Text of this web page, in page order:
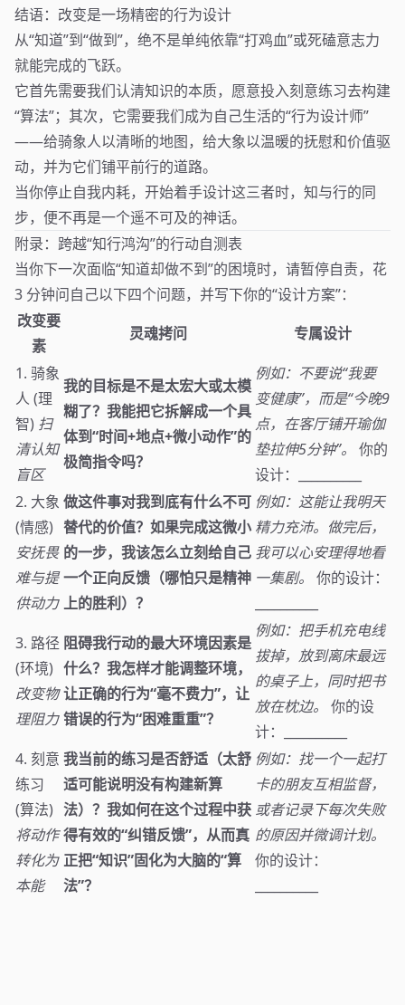
结语：改变是一场精密的行为设计
从“知道”到“做到”，绝不是单纯依靠“打鸡血”或死磕意志力
就能完成的飞跃。
它首先需要我们认清知识的本质，愿意投入刻意练习去构建
“算法”；其次，它需要我们成为自己生活的“行为设计师”
——给骑象人以清晰的地图，给大象以温暖的抚慰和价值驱
动，并为它们铺平前行的道路。
当你停止自我内耗，开始着手设计这三者时，知与行的同
步，便不再是一个遥不可及的神话。
附录：跨越“知行鸿沟”的行动自测表
当你下一次面临“知道却做不到”的困境时，请暂停自责，花
3 分钟问自己以下四个问题，并写下你的“设计方案”：
改变要
素
灵魂拷问
专属设计
1. 骑象
人 (理
智) 扫
清认知
盲区
我的目标是不是太宏大或太模
糊了？我能把它拆解成一个具
体到“时间+地点+微小动作”的
极简指令吗？
例如：不要说“我要
变健康”，而是“今晚9
点，在客厅铺开瑜伽
垫拉伸5分钟”。
你的
设计：__________
2. 大象
(情感)
安抚畏
难与提
供动力
做这件事对我到底有什么不可
替代的价值？如果完成这微小
的一步，我该怎么立刻给自己
一个正向反馈（哪怕只是精神
上的胜利）？
例如：这能让我明天
精力充沛。做完后，
我可以心安理得地看
一集剧。
你的设计：
3. 路径
(环境)
改变物
理阻力
阻碍我行动的最大环境因素是
什么？我怎样才能调整环境，
让正确的行为“毫不费力”，让
错误的行为“困难重重”？
例如：把手机充电线
拔掉，放到离床最远
的桌子上，同时把书
放在枕边。
你的设
计：__________
4. 刻意
练习
(算法)
将动作
转化为
本能
我当前的练习是否舒适（太舒
适可能说明没有构建新算
法）？我如何在这个过程中获
得有效的“纠错反馈”，从而真
正把“知识”固化为大脑的“算
法”？
例如：找一个一起打
卡的朋友互相监督，
或者记录下每次失败
的原因并微调计划。
你的设计：